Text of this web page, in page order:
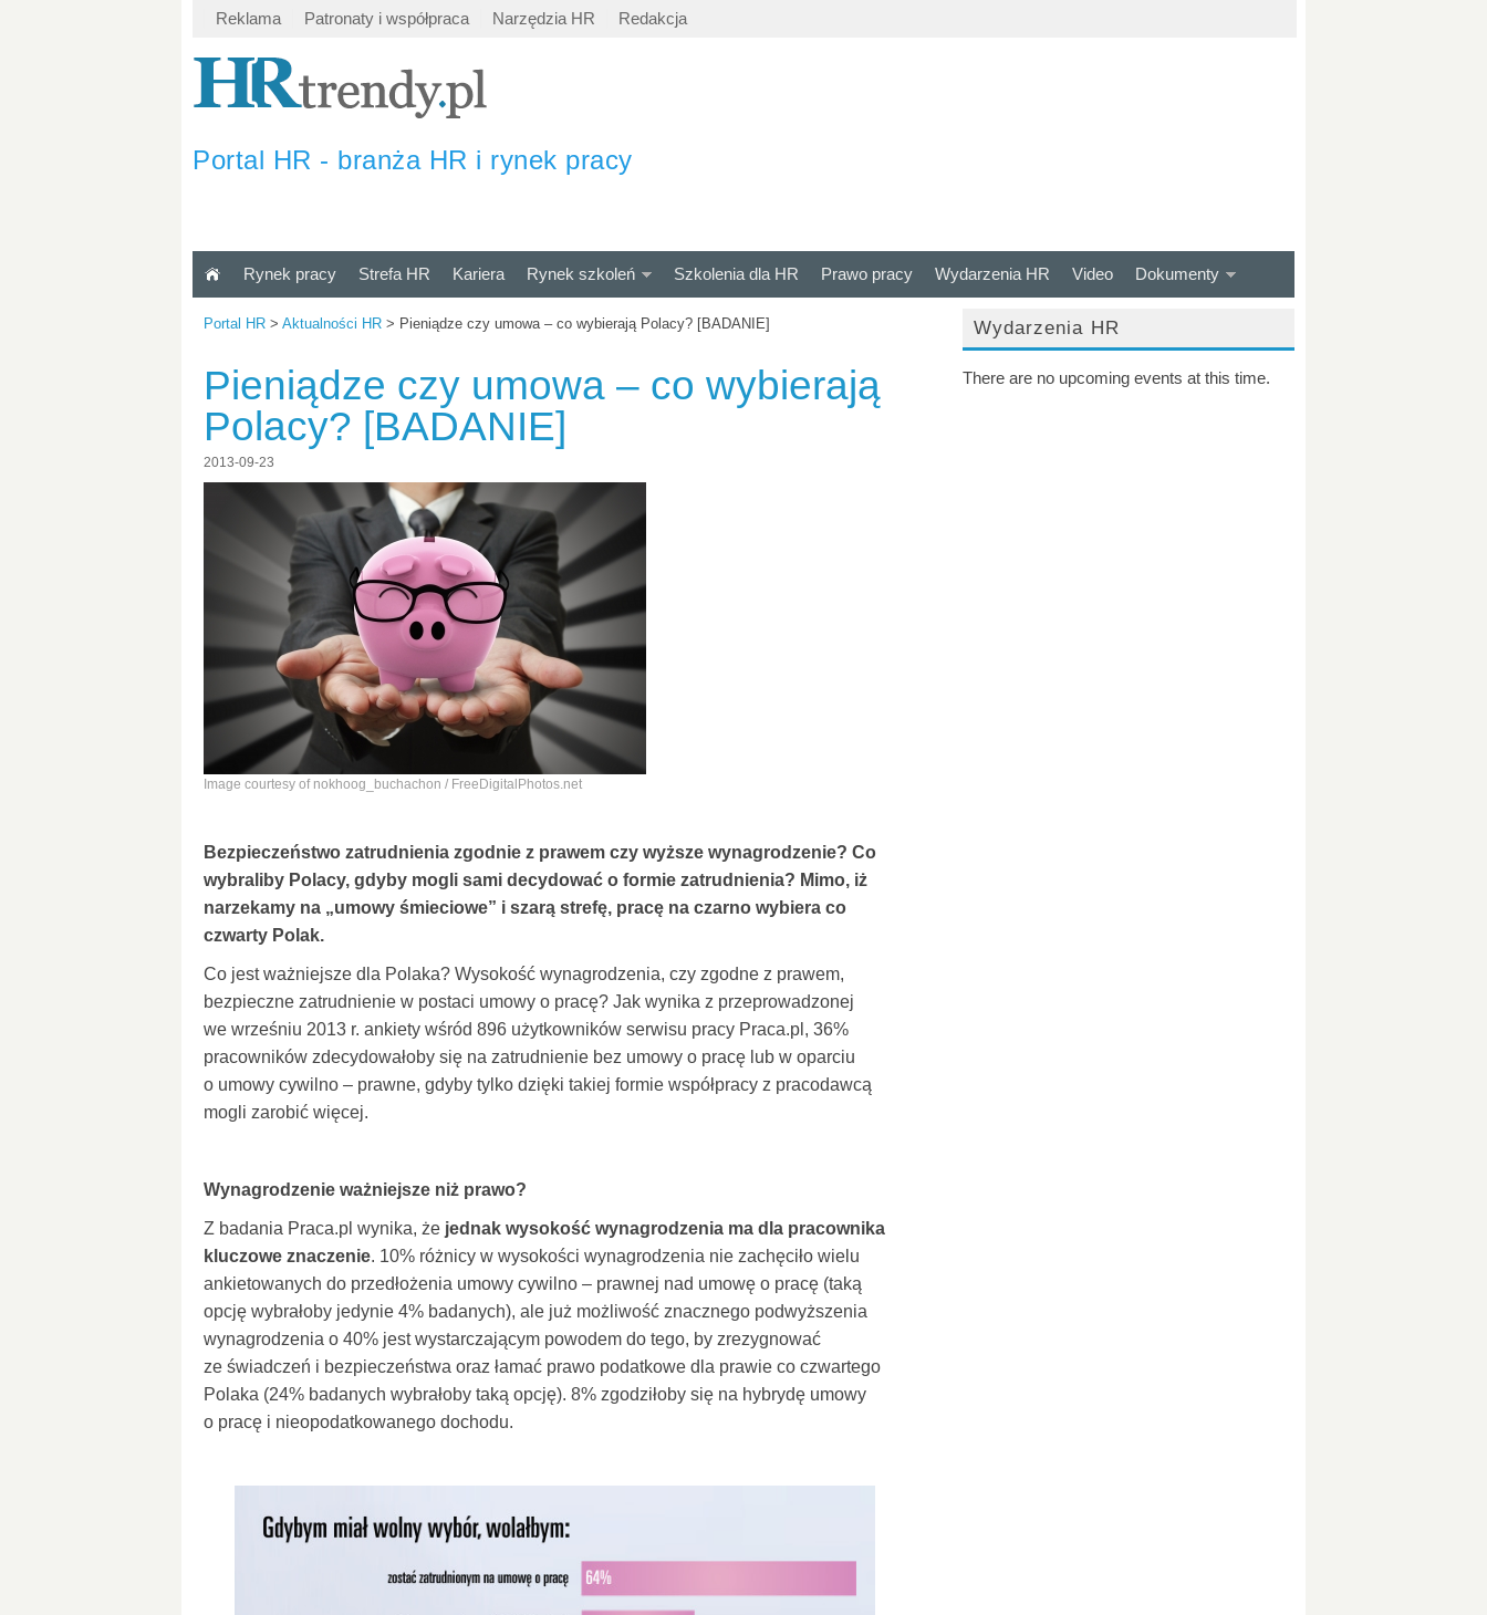
Reklama Patronaty i współpraca Narzędzia HR Redakcja
Portal HR - branża HR i rynek pracy
Rynek pracy Strefa HR Kariera Rynek szkoleń Szkolenia dla HR Prawo pracy Wydarzenia HR Video Dokumenty
Portal HR > Aktualności HR > Pieniądze czy umowa – co wybierają Polacy? [BADANIE]
Pieniądze czy umowa – co wybierają
Polacy? [BADANIE]
2013-09-23
Image courtesy of nokhoog_buchachon / FreeDigitalPhotos.net
Bezpieczeństwo zatrudnienia zgodnie z prawem czy wyższe wynagrodzenie? Co
wybraliby Polacy, gdyby mogli sami decydować o formie zatrudnienia? Mimo, iż
narzekamy na „umowy śmieciowe” i szarą strefę, pracę na czarno wybiera co
czwarty Polak.
Co jest ważniejsze dla Polaka? Wysokość wynagrodzenia, czy zgodne z prawem,
bezpieczne zatrudnienie w postaci umowy o pracę? Jak wynika z przeprowadzonej
we wrześniu 2013 r. ankiety wśród 896 użytkowników serwisu pracy Praca.pl, 36%
pracowników zdecydowałoby się na zatrudnienie bez umowy o pracę lub w oparciu
o umowy cywilno – prawne, gdyby tylko dzięki takiej formie współpracy z pracodawcą
mogli zarobić więcej.
Wynagrodzenie ważniejsze niż prawo?
Z badania Praca.pl wynika, że jednak wysokość wynagrodzenia ma dla pracownika
kluczowe znaczenie. 10% różnicy w wysokości wynagrodzenia nie zachęciło wielu
ankietowanych do przedłożenia umowy cywilno – prawnej nad umowę o pracę (taką
opcję wybrałoby jedynie 4% badanych), ale już możliwość znacznego podwyższenia
wynagrodzenia o 40% jest wystarczającym powodem do tego, by zrezygnować
ze świadczeń i bezpieczeństwa oraz łamać prawo podatkowe dla prawie co czwartego
Polaka (24% badanych wybrałoby taką opcję). 8% zgodziłoby się na hybrydę umowy
o pracę i nieopodatkowanego dochodu.
Wydarzenia HR
There are no upcoming events at this time.